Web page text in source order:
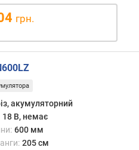
грн.
акумуляторний
18 В, немає
600 мм
205 см